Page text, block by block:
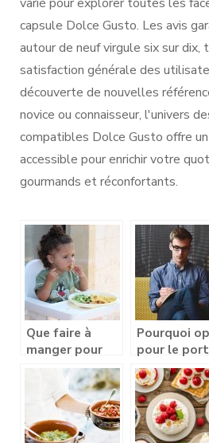
capsule Dolce Gusto. Les avis
autour de neuf virgule six sur dix,
satisfaction générale des
découverte de nouvelles
novice ou connaisseur, l'univers
compatibles Dolce Gusto offre
accessible pour enrichir votre
gourmands et réconfortants.
Que faire à
manger pour
les enfants ?
Pourquoi
pour le
salarial